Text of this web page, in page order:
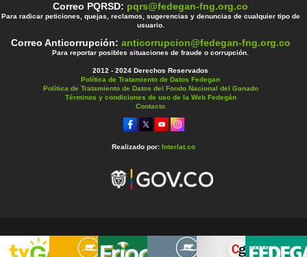
Correo PQRSD: pqrs@fedegan-fng.org.co
Para radicar peticiones, quejas, reclamos, sugerencias y denuncias de cualquier tipo de
usuario.
Correo Anticorrupción: anticorrupcion@fedegan-fng.org.co
Para reportar posibles situaciones de fraude o corrupción.
2012 - 2024 Derechos Reservados
Política de Tratamiento de Datos Fedegan
Política de Tratamiento de Datos del Fondo Nacional del Ganado
Términos y condiciones de uso de la Web Fedegán
Contacto
Realizado por: Interlat.co